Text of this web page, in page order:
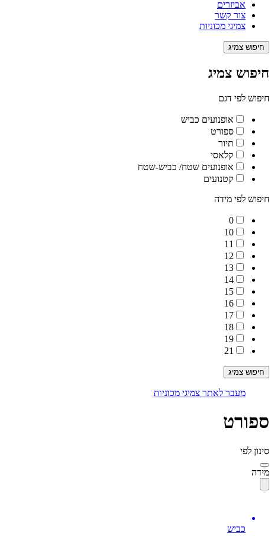
אביזרים
צור קשר
צמיגי מכוניות
חיפוש צמיג
חיפוש צמיג
חיפוש לפי דגם
אופנועים כביש
ספורט
תיור
קלאסי
אופנועים שטח/ כביש-שטח
קטנועים
חיפוש לפי מידה
0
10
11
12
13
14
15
16
17
18
19
21
מעבר לאתר צמיגי מכוניות
ספורט
סינון לפי
מידה
כביש